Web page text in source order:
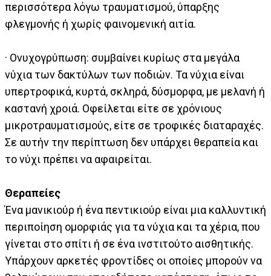
περισσότερα λόγω τραυματισμού, ύπαρξης
φλεγμονής ή χωρίς φαινομενική αιτία.
· Ονυχογρύπωση: συμβαίνει κυρίως στα μεγάλα
νύχια των δακτύλων των ποδιών. Τα νύχια είναι
υπερτροφικά, κυρτά, σκληρά, δύσμορφα, με μελανή ή
καστανή χροιά. Οφείλεται είτε σε χρόνιους
μικροτραυματισμούς, είτε σε τροφικές διαταραχές.
Σε αυτήν την περίπτωση δεν υπάρχει θεραπεία και
το νύχι πρέπει να αφαιρείται.
Θεραπείες
Ένα μανικιούρ ή ένα πεντικιούρ είναι μια καλλυντική
περιποίηση ομορφιάς για τα νύχια και τα χέρια, που
γίνεται στο σπίτι ή σε ένα ινστιτούτο αισθητικής.
Υπάρχουν αρκετές φροντίδες οι οποίες μπορούν να